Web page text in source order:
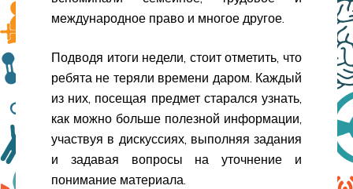
международное право и многое другое.
Подводя итоги недели, стоит отметить, что
ребята не теряли времени даром. Каждый
из них, посещая предмет старался узнать,
как можно больше полезной информации,
участвуя в дискуссиях, выполняя задания
и задавая вопросы на уточнение и
понимание материала.